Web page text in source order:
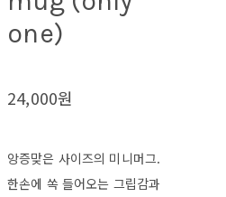
one)
24,000원
앙증맞은 사이즈의 미니머그.
한손에 쏙 들어오는 그립감과